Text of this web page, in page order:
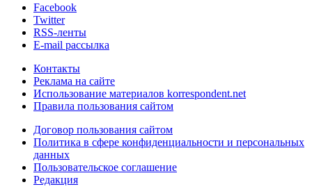
Facebook
Twitter
RSS-ленты
E-mail рассылка
Контакты
Реклама на сайте
Использование материалов korrespondent.net
Правила пользования сайтом
Договор пользования сайтом
Политика в сфере конфиденциальности и персональных
данных
Пользовательское соглашение
Редакция